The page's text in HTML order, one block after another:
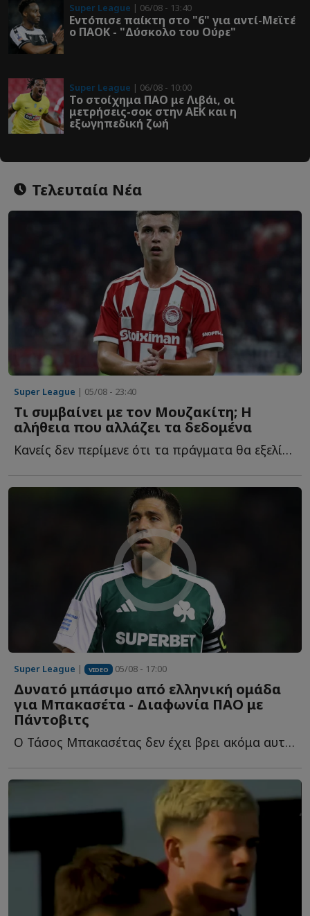
Super League | 06/08 - 13:40
Εντόπισε παίκτη στο "6" για αντί-Μεϊτέ
ο ΠΑΟΚ - "Δύσκολο του Ούρε"
Super League | 06/08 - 10:00
Το στοίχημα ΠΑΟ με Λιβάι, οι
μετρήσεις-σοκ στην ΑΕΚ και η
εξωγηπεδική ζωή
Τελευταία Νέα
Super League | 05/08 - 23:40
Τι συμβαίνει με τον Μουζακίτη; Η
αλήθεια που αλλάζει τα δεδομένα
Κανείς δεν περίμενε ότι τα πράγματα θα εξελίσσονταν έ...
Super League | VIDEO 05/08 - 17:00
Δυνατό μπάσιμο από ελληνική ομάδα
για Μπακασέτα - Διαφωνία ΠΑΟ με
Πάντοβιτς
Ο Τάσος Μπακασέτας δεν έχει βρει ακόμα αυτό που ψάχνει σ...